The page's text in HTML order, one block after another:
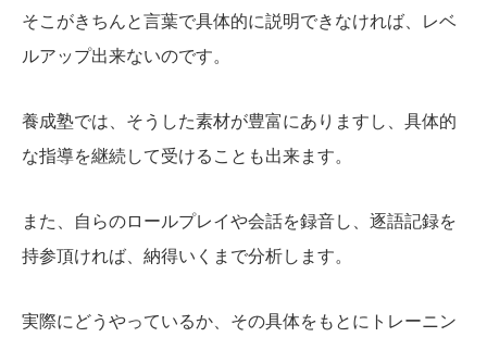
そこがきちんと言葉で具体的に説明できなければ、レベ
ルアップ出来ないのです。
養成塾では、そうした素材が豊富にありますし、具体的
な指導を継続して受けることも出来ます。
また、自らのロールプレイや会話を録音し、逐語記録を
持参頂ければ、納得いくまで分析します。
実際にどうやっているか、その具体をもとにトレーニン